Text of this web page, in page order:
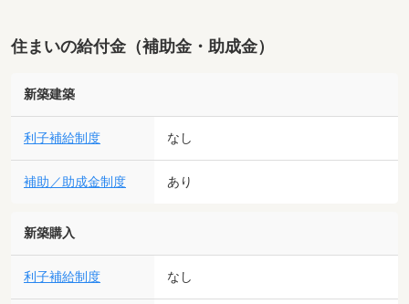
住まいの給付金（補助金・助成金）
新築建築
利子補給制度 なし
補助／助成金制度 あり
新築購入
利子補給制度 なし